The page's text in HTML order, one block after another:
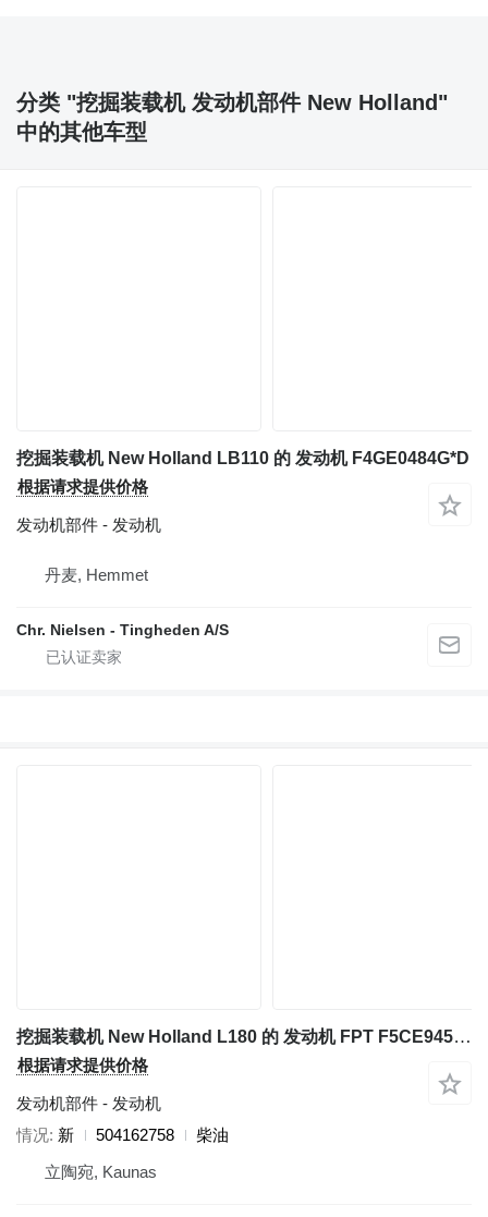
分类 "挖掘装载机 发动机部件 New Holland"
中的其他车型
挖掘装载机 New Holland LB110 的 发动机 F4GE0484G*D
根据请求提供价格
发动机部件 - 发动机
丹麦, Hemmet
Chr. Nielsen - Tingheden A/S
挖掘装载机 New Holland L180 的 发动机 FPT F5CE9454E 504162758
根据请求提供价格
发动机部件 - 发动机
情况 新 504162758
柴油
立陶宛, Kaunas